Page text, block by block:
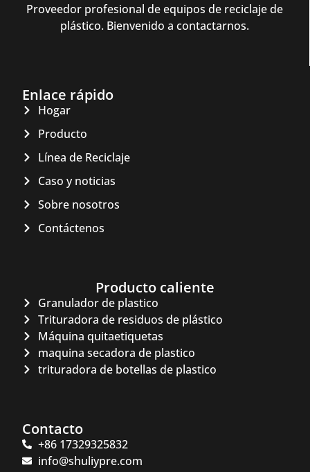
Proveedor profesional de equipos de reciclaje de
plástico. Bienvenido a contactarnos.
Enlace rápido
Hogar
Producto
Línea de Reciclaje
Caso y noticias
Sobre nosotros
Contáctenos
Producto caliente
Granulador de plastico
Trituradora de residuos de plástico
Máquina quitaetiquetas
maquina secadora de plastico
trituradora de botellas de plastico
Contacto
+86 17329325832
info@shuliypre.com